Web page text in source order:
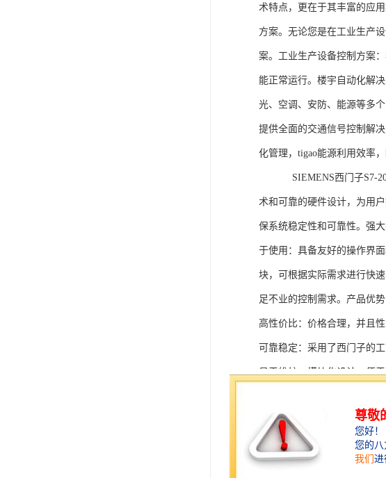
术特点，更在于其丰富的应
方案。无论您是在工业生产
案。工业生产设备控制方案
能正常运行。楼宇自动化解
光、空调、安防、能源等多
提供全面的交通信号控制解
化管理，tigao能源利用效率
SIEMENS西门子S7-
术和可靠的硬件设计，为用
保系统稳定性和可靠性。强
于使用：具备友好的操作界
块，可根据实际需求进行快
足不业的控制需求。产品优
高性价比：价格合理，并且
可靠稳定：采用了西门子的
易于维护：模块化设计，便
灵活配置：多种通信接口和
快速部署：配备了完善的软
在智能科技、自动化科技和